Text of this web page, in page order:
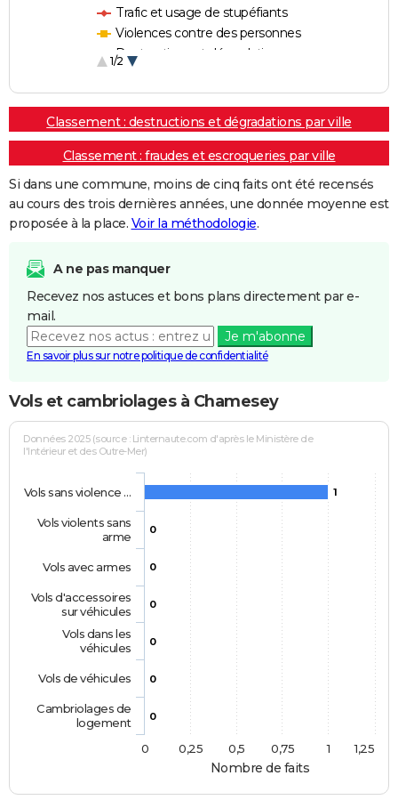
Trafic et usage de stupéfiants
Violences contre des personnes
Destructions et dégradations
1/2
Classement : destructions et dégradations par ville
Classement : fraudes et escroqueries par ville
Si dans une commune, moins de cinq faits ont été recensés
au cours des trois dernières années, une donnée moyenne est
proposée à la place. Voir la méthodologie.
A ne pas manquer
Recevez nos astuces et bons plans directement par e-
mail.
Je m'abonne
En savoir plus sur notre politique de confidentialité
Vols et cambriolages à Chamesey
Nombre de faits
Données 2025 (source : Linternaute.com d'après le Ministère de
l'Intérieur et des Outre-Mer)
1
0
0
0
0
0
0
Vols sans violence …
Vols violents sans
arme
Vols avec armes
Vols d'accessoires
sur véhicules
Vols dans les
véhicules
Vols de véhicules
Cambriolages de
logement
0
1
0,25 0,5 0,75 1,25